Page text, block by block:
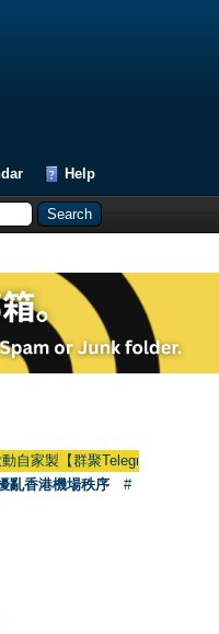
Help
家製【群聚Telegram群組】
亂香港機場秩序
#